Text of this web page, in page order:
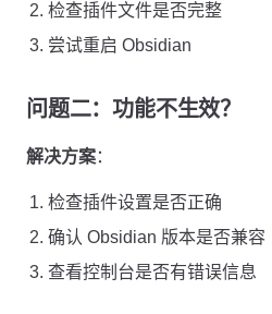
检查插件文件是否完整
尝试重启 Obsidian
问题二：功能不生效？
解决方案：
检查插件设置是否正确
确认 Obsidian 版本是否兼容
查看控制台是否有错误信息